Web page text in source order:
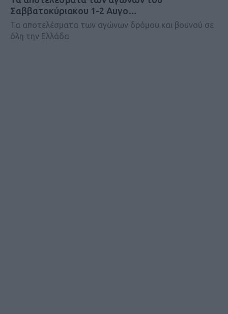
Σαββατοκύριακου 1-2 Αυγο…
Τα αποτελέσματα των αγώνων δρόμου και βουνού σε
όλη την Ελλάδα